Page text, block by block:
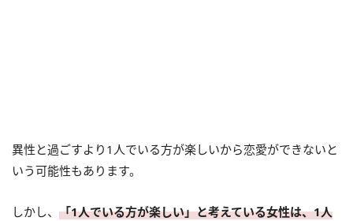
異性と過ごすより1人でいる方が楽しいから恋愛ができないと
いう可能性もあります。
しかし、 「1人でいる方が楽しい」と考えている女性は、1人